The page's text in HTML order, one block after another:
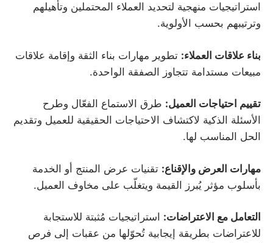
استراتيجيات منهجية لتحديد العملاء المحتملين وتأهيلهم
وترتيبهم بحسب الأولوية.
بناء علاقات العملاء: تطوير مهارات بناء الثقة وإقامة علاقات
مبيعات مستدامة تتجاوز الصفقة الواحدة.
تقييم احتياجات العميل: طرق الاستماع الفعّال وطرح
الأسئلة الذكية لاكتشاف الاحتياجات الحقيقية للعميل وتقديم
الحل المناسب لها.
مهارات العرض والإقناع: تقنيات عرض المنتج أو الخدمة
بأسلوب مؤثر يُبرز القيمة ويتغلّب على مخاوف العميل.
التعامل مع الاعتراضات: استراتيجيات مُثبتة للاستجابة
للاعتراضات بطريقة إيجابية تُحوّلها من عقبات إلى فرص